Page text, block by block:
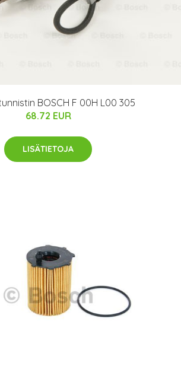
BOSCH F 00H L00 305
68.72 EUR
LISÄTIETOJA